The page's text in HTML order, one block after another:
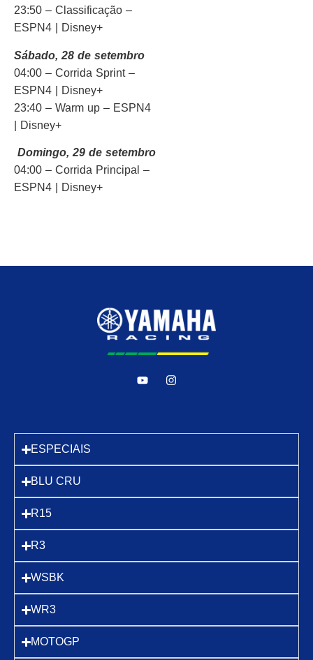
23:50 – Classificação –
ESPN4 | Disney+
Sábado, 28 de setembro
04:00 – Corrida Sprint –
ESPN4 | Disney+
23:40 – Warm up – ESPN4
| Disney+
Domingo, 29 de setembro
04:00 – Corrida Principal –
ESPN4 | Disney+
ESPECIAIS
BLU CRU
R15
R3
WSBK
WR3
MOTOGP